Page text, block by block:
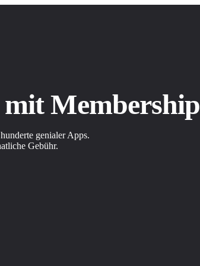
Membership
genialer Apps.
Gebühr.